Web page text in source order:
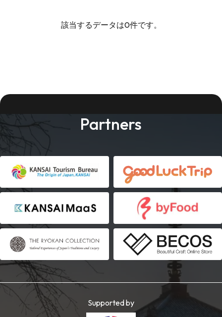
該当するデータは0件です。
Partners
Supported by